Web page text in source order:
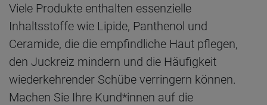
Viele Produkte enthalten essenzielle
Inhaltsstoffe wie Lipide, Panthenol und
Ceramide, die die empfindliche Haut pflegen,
den Juckreiz mindern und die Häufigkeit
wiederkehrender Schübe verringern können.
Machen Sie Ihre Kund*innen auf die